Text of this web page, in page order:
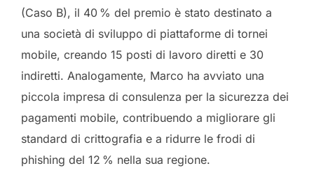
(Caso B), il 40 % del premio è stato destinato a
una società di sviluppo di piattaforme di tornei
mobile, creando 15 posti di lavoro diretti e 30
indiretti. Analogamente, Marco ha avviato una
piccola impresa di consulenza per la sicurezza dei
pagamenti mobile, contribuendo a migliorare gli
standard di crittografia e a ridurre le frodi di
phishing del 12 % nella sua regione.